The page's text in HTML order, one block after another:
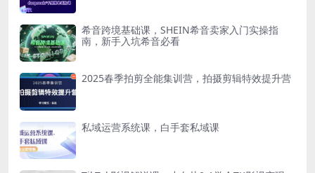
希音跨境基础课，SHEIN希音卖家入门实操指
南，新手入坑希音必看
2025春季拍剪全能集训营，拍摄剪辑特效提升营
私域运营系统课，白手套私域课